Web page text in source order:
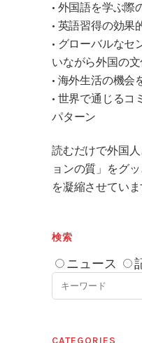
• 外国語を学ぶ際
• 英語習得の効果
• グローバルなセ
いながら外国の文
• 海外生活の機会
• 世界で通じるコ
パターン
読むだけで外国
ョンの質」をグ
を凝縮させていま
検索
ニュース